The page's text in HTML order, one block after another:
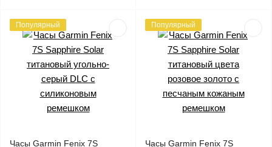
Популярный
Часы Garmin Fenix 7S
Популярный
Часы Garmin Fenix 7S